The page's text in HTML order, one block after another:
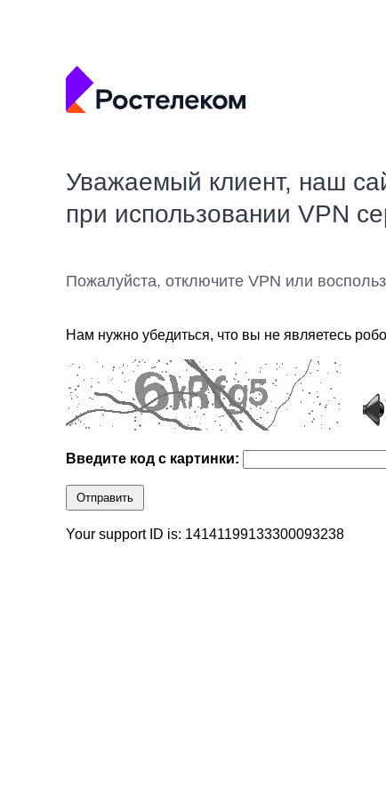
Уважаемый клиент, наш
при использовании VPN
Пожалуйста, отключите VPN или
Нам нужно убедиться, что вы не являетесь
Введите код с картинки:
Отправить
Your support ID is: 14141199133300093238